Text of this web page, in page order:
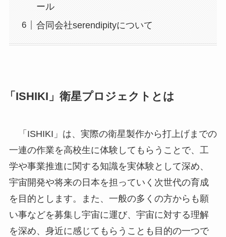
ール
合同会社serendipityについて
「ISHIKI」衛星プロジェクトとは
「ISHIKI」は、実際の衛星製作から打上げまでの
一連の作業を高校生に体験してもらうことで、工
学や事業推進に関する知識を実体験として深め、
宇宙開発や将来の日本を担っていく次世代の育成
を目的とします。また、一般の多くの方からも願
い事などを募集し宇宙に運び、宇宙に対する理解
を深め、身近に感じてもらうことも目的の一つで